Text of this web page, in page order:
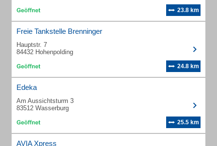
23.8 km
Freie Tankstelle Brenninger
Hauptstr. 7
84432 Hohenpolding
24.8 km
Edeka
Am Aussichtsturm 3
83512 Wasserburg
25.5 km
AVIA Xpress